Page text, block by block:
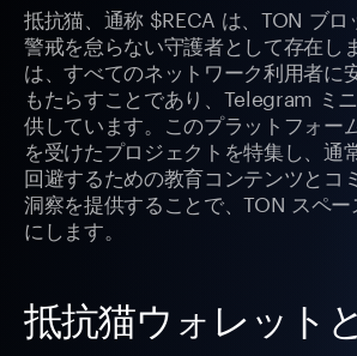
抵抗猫、通称 $RECA は、TON ブ
警戒を怠らない守護者として存在し
は、すべてのネットワーク利用者に
もたらすことであり、Telegram ミ
供しています。このプラットフォー
を受けたプロジェクトを特集し、通
回避するための教育コンテンツとコ
洞察を提供することで、TON スペ
にします。
抵抗猫ウォレット